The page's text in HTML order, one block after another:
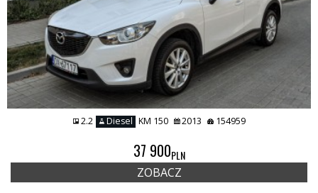
2.2 Diesel KM 150 2013 154959
37 900PLN
ZOBACZ